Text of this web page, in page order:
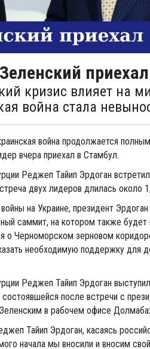
кризис влияет на
война стала
война продолжается
вчера приехал в Стамбул.
Реджеп Тайип Эрдоган
двух лидеров длилась около
на Украине, президент
саммит, на котором также будет
о Черноморском зерновом
необходимую поддержку для
Реджеп Тайип Эрдоган
после встречи с
в рабочем офисе
Тайип Эрдоган, касаясь
начала мы вносили и вносим